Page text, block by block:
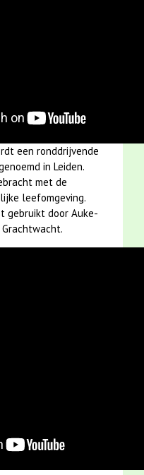
een ronddrijvende
in Leiden.
met de
leefomgeving.
gebruikt door Auke-